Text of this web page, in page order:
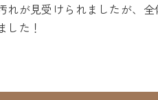
が見受けられましたが、
た！